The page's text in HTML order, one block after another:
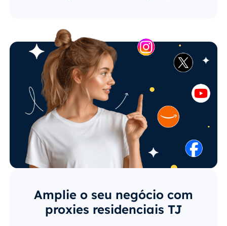
Amplie o seu negócio com
proxies residenciais TJ